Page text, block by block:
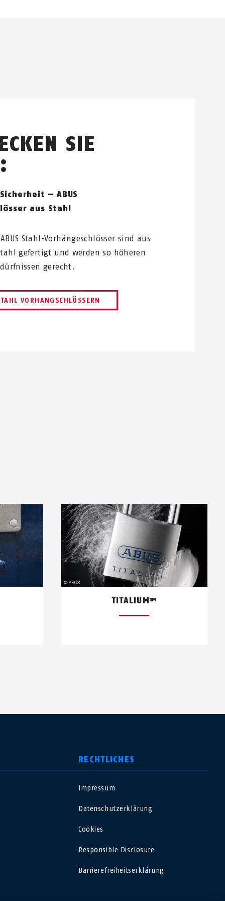
SIE
– ABUS
aus Stahl
Stahl-Vorhängeschlösser sind aus
gefertigt und werden so höheren
gerecht.
VORHANGSCHLÖSSERN
TITALIUM™
RECHTLICHES
Impressum
Datenschutzerklärung
Cookies
Responsible Disclosure
Barrierefreiheitserklärung
Polska
España